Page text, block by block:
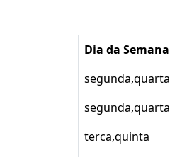
Dia da Semana
segunda,quarta
segunda,quarta
terca,quinta